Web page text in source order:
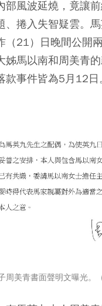
部風波延燒，竟讓
、捲入失智疑雲。
（21）日晚間公開
姊馬以南和周美青
事件皆為5月12日
美青書面聲明文曝光。